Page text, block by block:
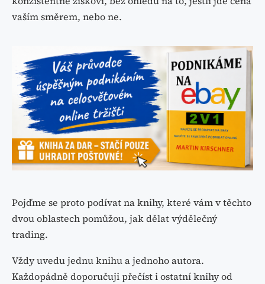
vaším směrem, nebo ne.
Pojďme se proto podívat na knihy, které vám v těchto
dvou oblastech pomůžou, jak dělat výdělečný
trading.
Vždy uvedu jednu knihu a jednoho autora.
Každopádně doporučuji přečíst i ostatní knihy od